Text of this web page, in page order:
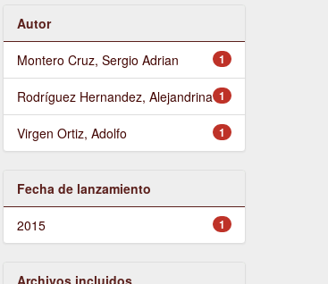
Autor
1
Montero Cruz, Sergio Adrian
1
Rodríguez Hernandez, Alejandrina
1
Virgen Ortiz, Adolfo
Fecha de lanzamiento
1
2015
Archivos incluidos